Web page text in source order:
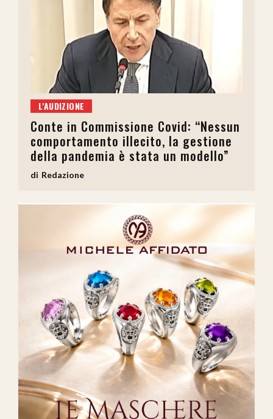
L'AUDIZIONE
Conte in Commissione Covid: “Nessun
comportamento illecito, la gestione
della pandemia è stata un modello”
Redazione